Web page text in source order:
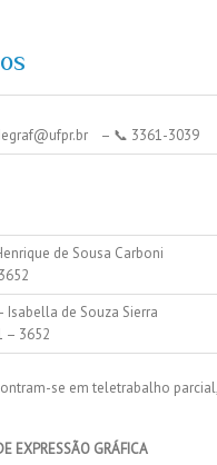
– 📞 3361-3039
de Sousa Carboni
de Souza Sierra
– 3652
se em teletrabalho
EXPRESSÃO GRÁFICA